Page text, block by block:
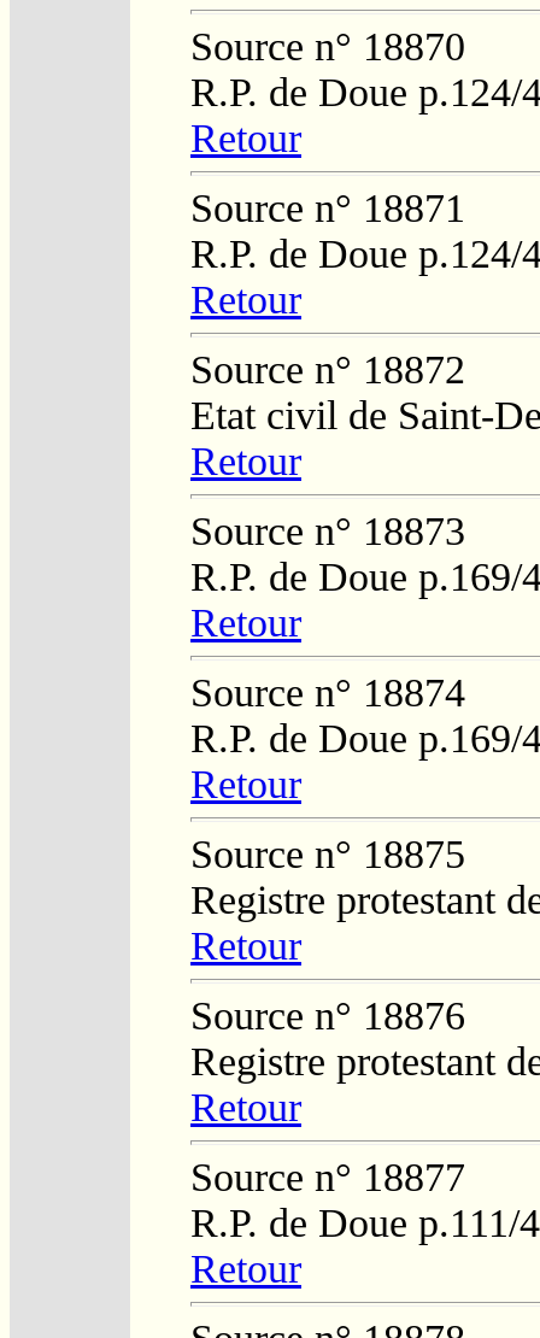
Source n° 18870
R.P. de Doue p.124/
Retour
Source n° 18871
R.P. de Doue p.124/
Retour
Source n° 18872
Etat civil de Saint-
Retour
Source n° 18873
R.P. de Doue p.169/
Retour
Source n° 18874
R.P. de Doue p.169/
Retour
Source n° 18875
Registre protestant
Retour
Source n° 18876
Registre protestant
Retour
Source n° 18877
R.P. de Doue p.111/
Retour